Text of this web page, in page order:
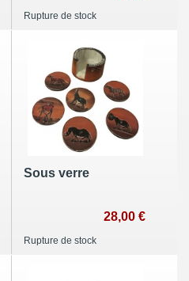
Rupture de stock
Sous verre
28,00 €
Rupture de stock